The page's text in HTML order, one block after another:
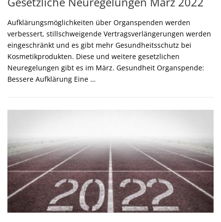
Aufklärungsmöglichkeiten über Organspenden werden
verbessert, stillschweigende Vertragsverlängerungen werden
eingeschränkt und es gibt mehr Gesundheitsschutz bei
Kosmetikprodukten. Diese und weitere gesetzlichen
Neuregelungen gibt es im März. Gesundheit Organspende:
Bessere Aufklärung Eine …